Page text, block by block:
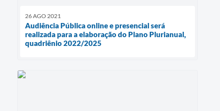
26 AGO 2021
Audiência Pública online e presencial será
realizada para a elaboração do Plano Plurianual,
quadriênio 2022/2025